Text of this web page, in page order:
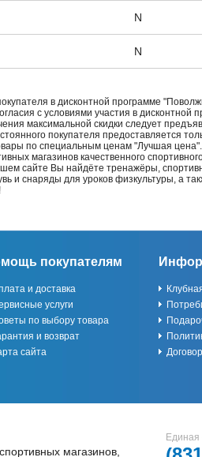
N
N
в дисконтной программе
с условиями участия в
максимальной скидки следует
покупателя предоставляется
по специальным ценам "Лучшая цена".
магазинов качественного
сайте Вы найдёте тренажёры,
и снаряды для уроков физкультуры, а
покупателям
и доставка
услуги
по выбору товара
и возврат
сайта
магазинов,
Единая